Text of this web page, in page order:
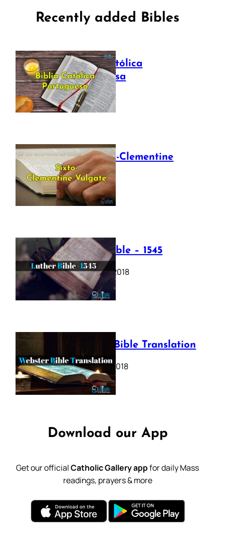
Recently added Bibles
Bíblia Católica
Portuguesa
July 16, 2025
The Sixto-Clementine
Vulgate
July 12, 2025
Luther Bible – 1545
October 17, 2018
Webster Bible Translation
October 11, 2018
Download our App
Get our officialCatholic Gallery appfor daily Mass
readings, prayers & more